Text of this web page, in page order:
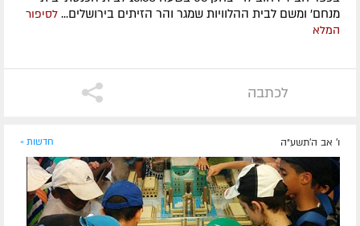
מנחם' ומשם לבית ההלוויות שמגר והר הזיתים בירושלים... לסיפור
המלא
לכתבה
ו' אב ה׳תשע״ה חדשות »